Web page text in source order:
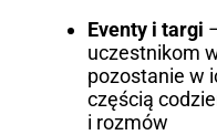
Eventy i targi
uczestnikom
pozostanie w
częścią
i rozmów